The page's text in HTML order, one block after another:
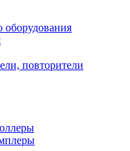
оборудования
повторители